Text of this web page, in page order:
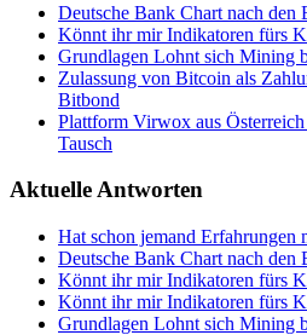
Deutsche Bank Chart nach den
Könnt ihr mir Indikatoren fürs
Grundlagen Lohnt sich Mining
Zulassung von Bitcoin als
Bitbond
Plattform Virwox aus
Tausch
Aktuelle Antworten
Hat schon jemand Erfahrungen
Deutsche Bank Chart nach den
Könnt ihr mir Indikatoren fürs
Könnt ihr mir Indikatoren fürs
Grundlagen Lohnt sich Mining